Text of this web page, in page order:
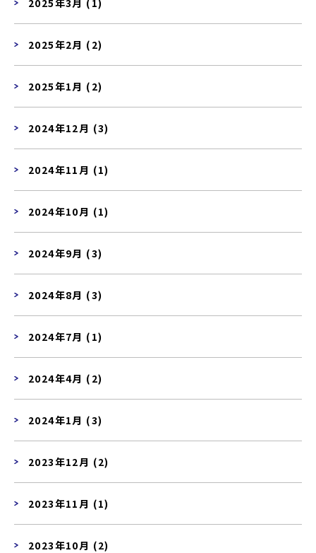
2025年2月 (2)
2025年1月 (2)
2024年12月 (3)
2024年11月 (1)
2024年10月 (1)
2024年9月 (3)
2024年8月 (3)
2024年7月 (1)
2024年4月 (2)
2024年1月 (3)
2023年12月 (2)
2023年11月 (1)
2023年10月 (2)